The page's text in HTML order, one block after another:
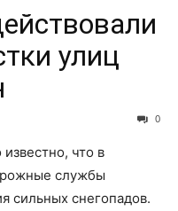
улиц
0
что в
службы
сильных снегопадов.